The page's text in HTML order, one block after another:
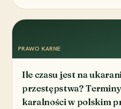
PRAWO KARNE
Ile czasu jest na
przestępstwa?
karalności w polskim